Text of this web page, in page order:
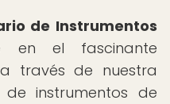
de Instrumentos
en el fascinante
través de nuestra
de instrumentos de